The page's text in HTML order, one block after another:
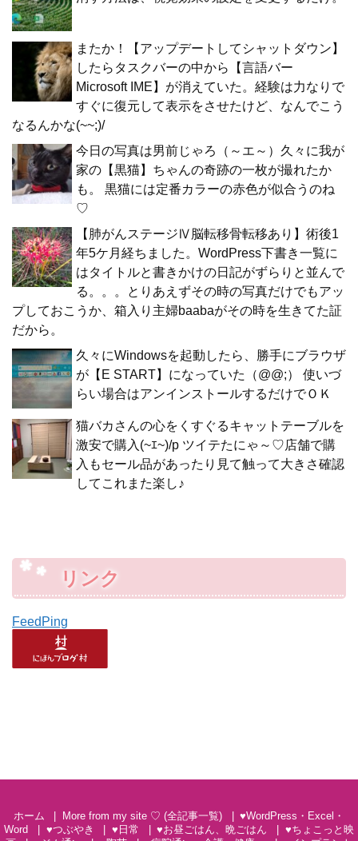
またか！【アップデートしてシャットダウン】
したらタスクバーの中から【言語バー
Microsoft IME】が消えていた。経験は力なりで
すぐに復元して表示をさせたけど、なんでこう
なるんかな(~~;)/
今日の写真は男前じゃろ（～エ～）久々に我が
家の【黒猫】ちゃんの奇跡の一枚が撮れたか
も。 黒猫には定番カラーの赤色が似合うのね
♡
【肺がんステージⅣ脳転移骨転移あり】術後1
年5ケ月経ちました。WordPress下書き一覧に
はタイトルと書きかけの日記がずらりと並んで
る。。。とりあえずその時の写真だけでもアッ
プしておこうか、箱入り主婦baabaがその時を生きてた証
だから。
久々にWindowsを起動したら、勝手にブラウザ
が【E START】になっていた（@@;） 使いづ
らい場合はアンインストールするだけでＯＫ
猫バカさんの心をくすぐるキャットテーブルを
激安で購入(~ｴ~)/p ツイテたにゃ～♡店舗で購
入もセール品があったり見て触って大きさ確認
してこれまた楽し♪
リンク
FeedPing
ホーム More from my site ♡ (全記事一覧)
♥WordPress・Excel・
Word
♥つぶやき ♥日常 ♥お昼ごはん、晩ごはん
♥ちょこっと映